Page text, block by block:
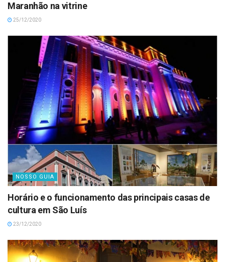
Maranhão na vitrine
25/12/2020
NOSSO GUIA
Horário e o funcionamento das principais casas de
cultura em São Luís
23/12/2020